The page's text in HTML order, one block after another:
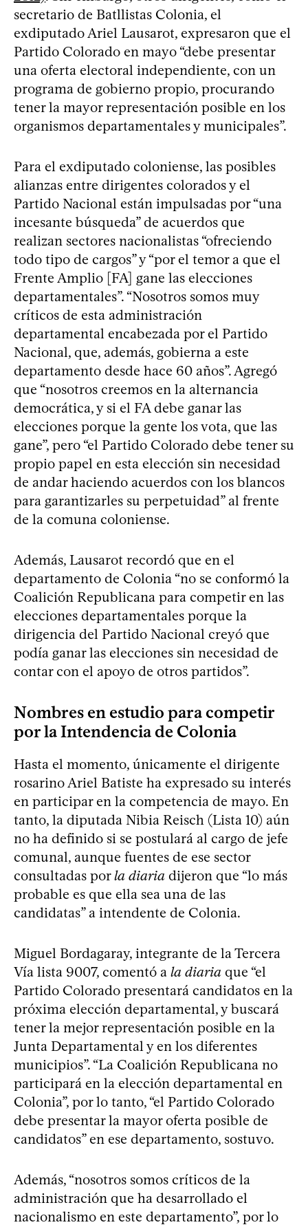
secretario de Batllistas Colonia, el
exdiputado Ariel Lausarot, expresaron que el
Partido Colorado en mayo “debe presentar
una oferta electoral independiente, con un
programa de gobierno propio, procurando
tener la mayor representación posible en los
organismos departamentales y municipales”.
Para el exdiputado coloniense, las posibles
alianzas entre dirigentes colorados y el
Partido Nacional están impulsadas por “una
incesante búsqueda” de acuerdos que
realizan sectores nacionalistas “ofreciendo
todo tipo de cargos” y “por el temor a que el
Frente Amplio [FA] gane las elecciones
departamentales”. “Nosotros somos muy
críticos de esta administración
departamental encabezada por el Partido
Nacional, que, además, gobierna a este
departamento desde hace 60 años”. Agregó
que “nosotros creemos en la alternancia
democrática, y si el FA debe ganar las
elecciones porque la gente los vota, que las
gane”, pero “el Partido Colorado debe tener su
propio papel en esta elección sin necesidad
de andar haciendo acuerdos con los blancos
para garantizarles su perpetuidad” al frente
de la comuna coloniense.
Además, Lausarot recordó que en el
departamento de Colonia “no se conformó la
Coalición Republicana para competir en las
elecciones departamentales porque la
dirigencia del Partido Nacional creyó que
podía ganar las elecciones sin necesidad de
contar con el apoyo de otros partidos”.
Nombres en estudio para competir
por la Intendencia de Colonia
Hasta el momento, únicamente el dirigente
rosarino Ariel Batiste ha expresado su interés
en participar en la competencia de mayo. En
tanto, la diputada Nibia Reisch (Lista 10) aún
no ha definido si se postulará al cargo de jefe
comunal, aunque fuentes de ese sector
consultadas porla diaria dijeron que “lo más
probable es que ella sea una de las
candidatas” a intendente de Colonia.
Miguel Bordagaray, integrante de la Tercera
Vía lista 9007, comentó a la diaria que “el
Partido Colorado presentará candidatos en la
próxima elección departamental, y buscará
tener la mejor representación posible en la
Junta Departamental y en los diferentes
municipios”. “La Coalición Republicana no
participará en la elección departamental en
Colonia”, por lo tanto, “el Partido Colorado
debe presentar la mayor oferta posible de
candidatos” en ese departamento, sostuvo.
Además, “nosotros somos críticos de la
administración que ha desarrollado el
nacionalismo en este departamento”, por lo